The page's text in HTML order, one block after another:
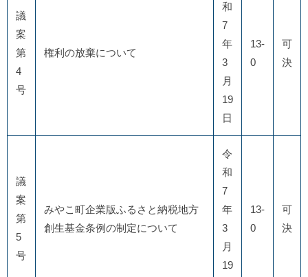
議
案
第
4
号
権利の放棄について
和
7
年
3
月
19
日
13-
0
可
決
議
案
第
5
号
みやこ町企業版ふるさと納税地方
創生基金条例の制定について
令
和
7
年
3
月
19
13-
0
可
決